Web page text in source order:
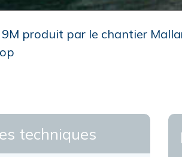
produit par le chantier
techniques